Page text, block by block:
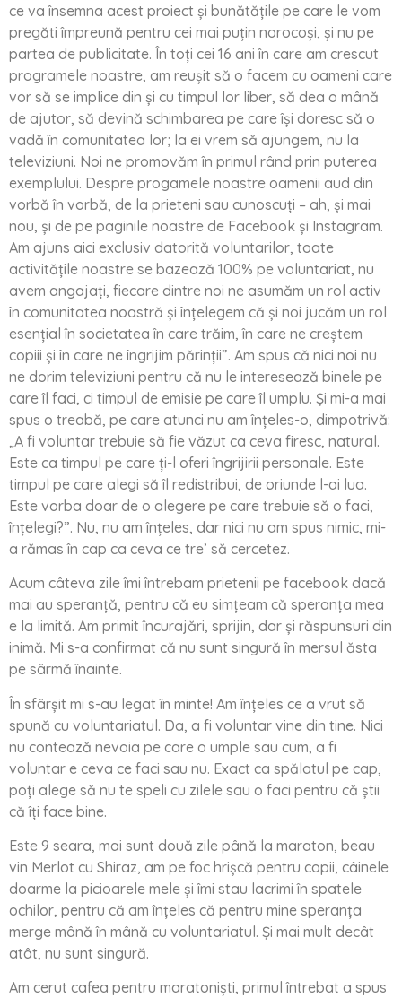
ce va însemna acest proiect și bunătățile pe care le vom
pregăti împreună pentru cei mai puțin norocoși, și nu pe
partea de publicitate. În toți cei 16 ani în care am crescut
programele noastre, am reușit să o facem cu oameni care
vor să se implice din și cu timpul lor liber, să dea o mână
de ajutor, să devină schimbarea pe care își doresc să o
vadă în comunitatea lor; la ei vrem să ajungem, nu la
televiziuni. Noi ne promovăm în primul rând prin puterea
exemplului. Despre progamele noastre oamenii aud din
vorbă în vorbă, de la prieteni sau cunoscuți – ah, și mai
nou, și de pe paginile noastre de Facebook și Instagram.
Am ajuns aici exclusiv datorită voluntarilor, toate
activitățile noastre se bazează 100% pe voluntariat, nu
avem angajați, fiecare dintre noi ne asumăm un rol activ
în comunitatea noastră și înțelegem că și noi jucăm un rol
esențial în societatea în care trăim, în care ne creștem
copiii și în care ne îngrijim părinții”. Am spus că nici noi nu
ne dorim televiziuni pentru că nu le interesează binele pe
care îl faci, ci timpul de emisie pe care îl umplu. Și mi-a mai
spus o treabă, pe care atunci nu am înțeles-o, dimpotrivă:
„A fi voluntar trebuie să fie văzut ca ceva firesc, natural.
Este ca timpul pe care ți-l oferi îngrijirii personale. Este
timpul pe care alegi să îl redistribui, de oriunde l-ai lua.
Este vorba doar de o alegere pe care trebuie să o faci,
înțelegi?”. Nu, nu am înțeles, dar nici nu am spus nimic, mi-
a rămas în cap ca ceva ce tre’ să cercetez.
Acum câteva zile îmi întrebam prietenii pe facebook dacă
mai au speranță, pentru că eu simțeam că speranța mea
e la limită. Am primit încurajări, sprijin, dar și răspunsuri din
inimă. Mi s-a confirmat că nu sunt singură în mersul ăsta
pe sârmă înainte.
În sfârșit mi s-au legat în minte! Am înțeles ce a vrut să
spună cu voluntariatul. Da, a fi voluntar vine din tine. Nici
nu contează nevoia pe care o umple sau cum, a fi
voluntar e ceva ce faci sau nu. Exact ca spălatul pe cap,
poți alege să nu te speli cu zilele sau o faci pentru că știi
că îți face bine.
Este 9 seara, mai sunt două zile până la maraton, beau
vin Merlot cu Shiraz, am pe foc hrișcă pentru copii, câinele
doarme la picioarele mele și îmi stau lacrimi în spatele
ochilor, pentru că am înțeles că pentru mine speranța
merge mână în mână cu voluntariatul. Și mai mult decât
atât, nu sunt singură.
Am cerut cafea pentru maratoniști, primul întrebat a spus